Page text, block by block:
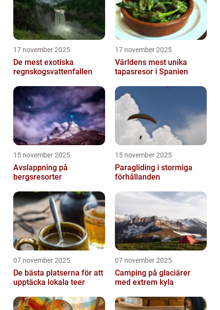
17 november 2025
De mest exotiska
regnskogsvattenfallen
17 november 2025
Världens mest unika
tapasresor i Spanien
15 november 2025
Avslappning på
bergsresorter
15 november 2025
Paragliding i stormiga
förhållanden
07 november 2025
De bästa platserna för att
upptäcka lokala teer
07 november 2025
Camping på glaciärer
med extrem kyla